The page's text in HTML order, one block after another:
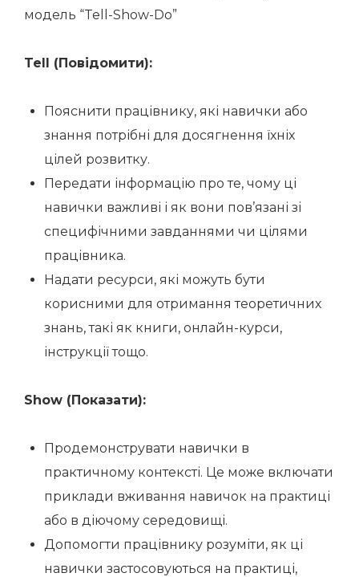
модель “Tell-Show-Do”
Tell (Повідомити):
Пояснити працівнику, які навички або
знання потрібні для досягнення їхніх
цілей розвитку.
Передати інформацію про те, чому ці
навички важливі і як вони пов’язані зі
специфічними завданнями чи цілями
працівника.
Надати ресурси, які можуть бути
корисними для отримання теоретичних
знань, такі як книги, онлайн-курси,
інструкції тощо.
Show (Показати):
Продемонструвати навички в
практичному контексті. Це може включати
приклади вживання навичок на практиці
або в діючому середовищі.
Допомогти працівнику розуміти, як ці
навички застосовуються на практиці,